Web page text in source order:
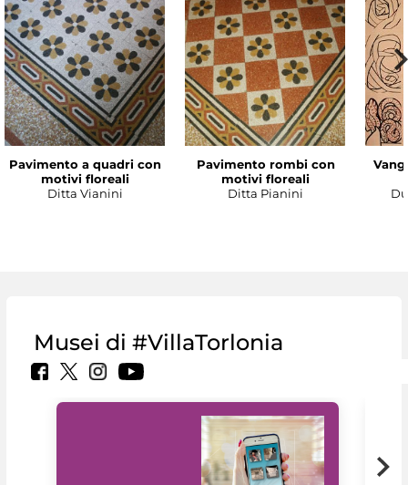
Pavimento a quadri con
motivi floreali
Ditta Vianini
Pavimento rombi con
motivi floreali
Ditta Pianini
Musei di #VillaTorlonia